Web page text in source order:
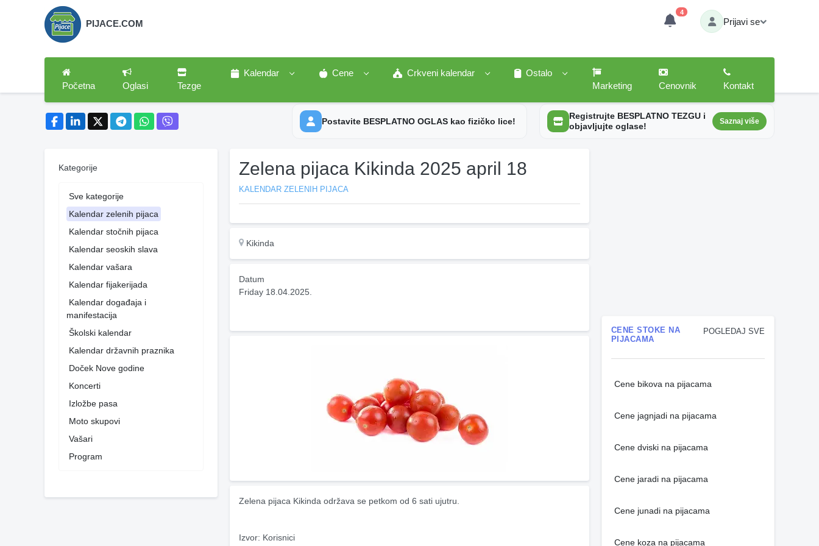
PIJACE.COM
4
Prijavi se
Početna Oglasi Tezge
Kalendar Cene Crkveni kalendar
Ostalo
Marketing
Cenovnik Kontakt
Postavite BESPLATNO OGLAS kao fizičko lice!
Registrujte BESPLATNO TEZGU i
objavljujte oglase!
Saznaj više
Kategorije
Sve kategorije
Kalendar zelenih pijaca
Kalendar stočnih pijaca
Kalendar seoskih slava
Kalendar vašara
Kalendar fijakerijada
Kalendar događaja i
manifestacija
Školski kalendar
Kalendar državnih praznika
Doček Nove godine
Koncerti
Izložbe pasa
Moto skupovi
Vašari
Program
Zelena pijaca Kikinda 2025 april 18
KALENDAR ZELENIH PIJACA
Kikinda
Datum
Friday 18.04.2025.
Zelena pijaca Kikinda održava se petkom od 6 sati ujutru.
Izvor: Korisnici
POGLEDAJ SVE
CENE STOKE NA
PIJACAMA
Cene bikova na pijacama
Cene jagnjadi na pijacama
Cene dviski na pijacama
Cene jaradi na pijacama
Cene junadi na pijacama
Cene koza na pijacama